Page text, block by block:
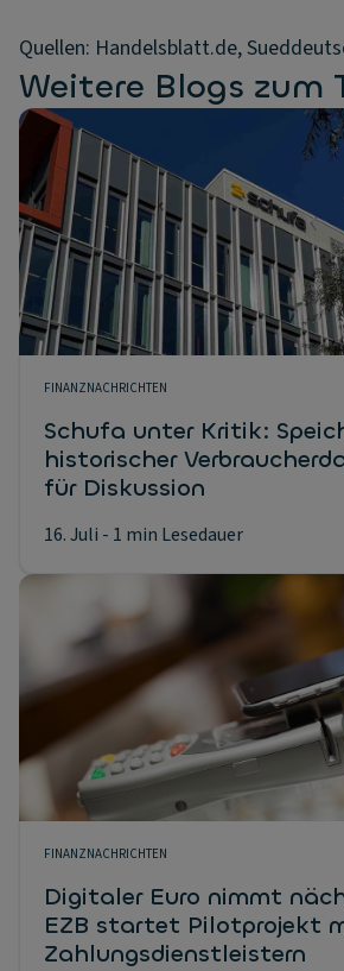
Quellen: Handelsblatt.de,
Weitere Blogs zum
FINANZNACHRICHTEN
Schufa unter Kritik:
historischer
für Diskussion
16. Juli - 1 min Lesedauer
FINANZNACHRICHTEN
Digitaler Euro nimmt
EZB startet Pilotprojekt
Zahlungsdienstleistern